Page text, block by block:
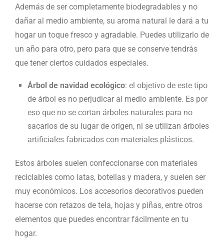
Además de ser completamente biodegradables y no
dañar al medio ambiente, su aroma natural le dará a tu
hogar un toque fresco y agradable. Puedes utilizarlo de
un año para otro, pero para que se conserve tendrás
que tener ciertos cuidados especiales.
Árbol de navidad ecológico: el objetivo de este tipo
de árbol es no perjudicar al medio ambiente. Es por
eso que no se cortan árboles naturales para no
sacarlos de su lugar de origen, ni se utilizan árboles
artificiales fabricados con materiales plásticos.
Estos árboles suelen confeccionarse con materiales
reciclables como latas, botellas y madera, y suelen ser
muy económicos. Los accesorios decorativos pueden
hacerse con retazos de tela, hojas y piñas, entre otros
elementos que puedes encontrar fácilmente en tu
hogar.